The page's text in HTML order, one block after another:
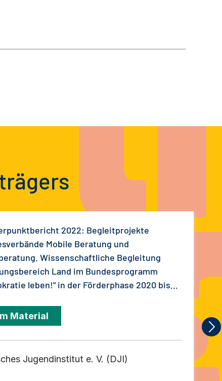
2022: Begleitprojekte
Mobile Beratung und
Wissenschaftliche Begleitung
Land im Bundesprogramm
leben!" in der Förderphase 2020 bis
Material
Jugendinstitut e. V. (DJI)